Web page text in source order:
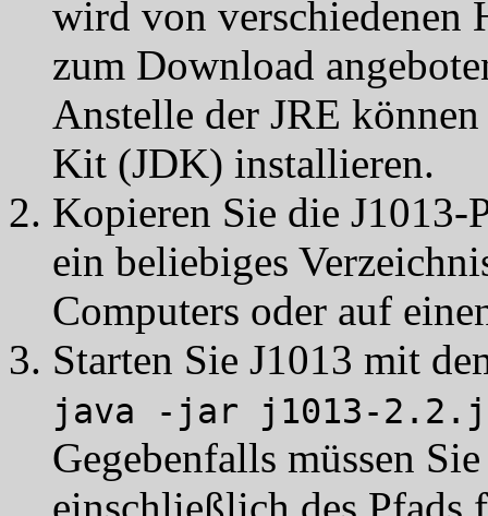
wird von verschiedenen
zum Download
Anstelle der JRE
Kit (JDK) installieren.
Kopieren Sie die
ein beliebiges
Computers oder auf
Starten Sie J1013 mit
java -jar j1013-
Gegebenfalls müssen
einschließlich des